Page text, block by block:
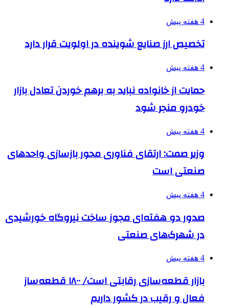
4 هفته پیش
تخصیص ارز صنایع شوینده در اولویت قرار دارد
4 هفته پیش
حمایت از خانواده نباید به برهم خوردن تعادل بازار
خودرو منجر شود
4 هفته پیش
وزیر صمت: ارتقای فناوری محور بازسازی واحدهای
صنعتی است
4 هفته پیش
صدور دو هفته‌ای مجوز ساخت نیروگاه خورشیدی
در شهرک‌های صنعتی
4 هفته پیش
بازار قطعه‌سازی رقابتی است/ ۱۸۰۰ قطعه‌ساز
فعال و رقیب در کشور داریم